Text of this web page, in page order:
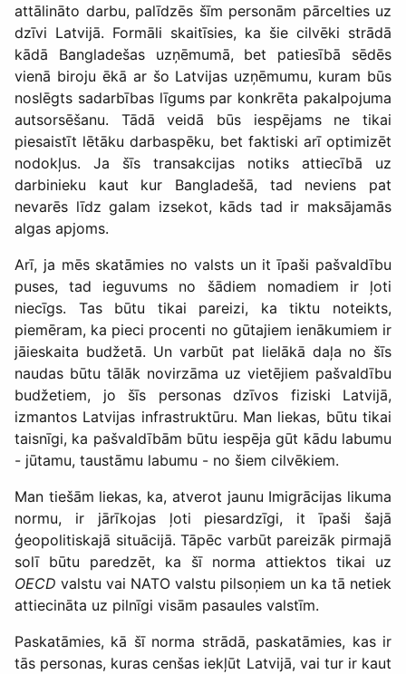
attālināto darbu, palīdzēs šīm personām pārcelties uz
dzīvi Latvijā. Formāli skaitīsies, ka šie cilvēki strādā
kādā Bangladešas uzņēmumā, bet patiesībā sēdēs
vienā biroju ēkā ar šo Latvijas uzņēmumu, kuram būs
noslēgts sadarbības līgums par konkrēta pakalpojuma
autsorsēšanu. Tādā veidā būs iespējams ne tikai
piesaistīt lētāku darbaspēku, bet faktiski arī optimizēt
nodokļus. Ja šīs transakcijas notiks attiecībā uz
darbinieku kaut kur Bangladešā, tad neviens pat
nevarēs līdz galam izsekot, kāds tad ir maksājamās
algas apjoms.
Arī, ja mēs skatāmies no valsts un it īpaši pašvaldību
puses, tad ieguvums no šādiem nomadiem ir ļoti
niecīgs. Tas būtu tikai pareizi, ka tiktu noteikts,
piemēram, ka pieci procenti no gūtajiem ienākumiem ir
jāieskaita budžetā. Un varbūt pat lielākā daļa no šīs
naudas būtu tālāk novirzāma uz vietējiem pašvaldību
budžetiem, jo šīs personas dzīvos fiziski Latvijā,
izmantos Latvijas infrastruktūru. Man liekas, būtu tikai
taisnīgi, ka pašvaldībām būtu iespēja gūt kādu labumu
- jūtamu, taustāmu labumu - no šiem cilvēkiem.
Man tiešām liekas, ka, atverot jaunu Imigrācijas likuma
normu, ir jārīkojas ļoti piesardzīgi, it īpaši šajā
ģeopolitiskajā situācijā. Tāpēc varbūt pareizāk pirmajā
solī būtu paredzēt, ka šī norma attiektos tikai uz
OECD valstu vai NATO valstu pilsoņiem un ka tā netiek
attiecināta uz pilnīgi visām pasaules valstīm.
Paskatāmies, kā šī norma strādā, paskatāmies, kas ir
tās personas, kuras cenšas iekļūt Latvijā, vai tur ir kaut